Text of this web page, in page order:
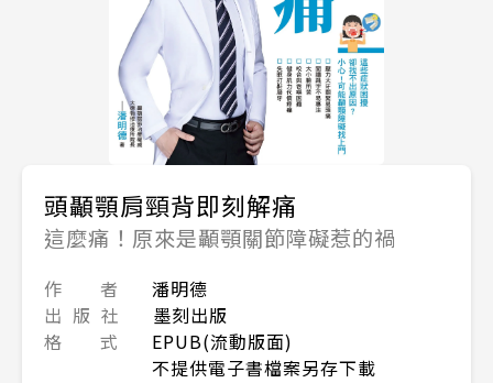
頭顳顎肩頸背即刻解痛
這麼痛！原來是顳顎關節障礙惹的禍
作 者
潘明德
出 版 社
墨刻出版
格 式
EPUB(流動版面)
不提供電子書檔案另存下載